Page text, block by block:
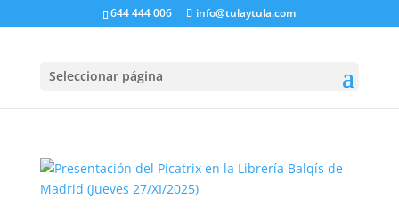
644 444 006 info@tulaytula.com
Seleccionar página